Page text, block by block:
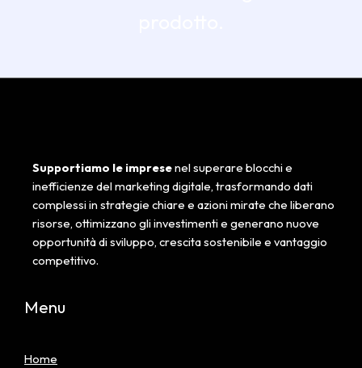
Supportiamo le impresenel superare blocchi e
inefficienze del marketing digitale, trasformando dati
complessi in strategie chiare e azioni mirate che liberano
risorse, ottimizzano gli investimenti e generano nuove
opportunità di sviluppo, crescita sostenibile e vantaggio
competitivo.
Menu
Home